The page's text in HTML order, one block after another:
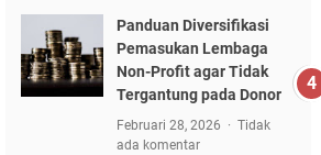
Panduan Diversifikasi
Pemasukan Lembaga
Non-Profit agar Tidak
Tergantung pada Donor
Februari 28, 2026
Tidak
ada komentar